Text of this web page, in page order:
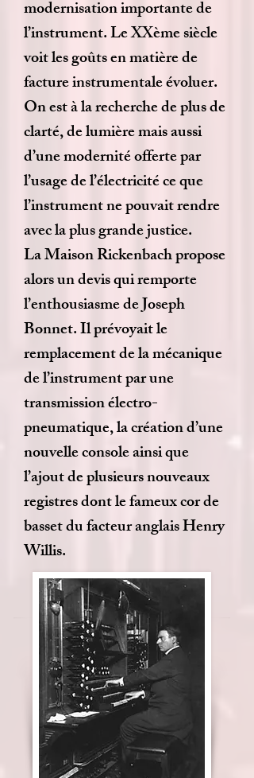
modernisation importante de
l’instrument. Le XXème siècle
voit les goûts en matière de
facture instrumentale évoluer.
On est à la recherche de plus de
clarté, de lumière mais aussi
d’une modernité offerte par
l’usage de l’électricité ce que
l’instrument ne pouvait rendre
avec la plus grande justice.
La Maison Rickenbach propose
alors un devis qui remporte
l’enthousiasme de Joseph
Bonnet. Il prévoyait le
remplacement de la mécanique
de l’instrument par une
transmission électro-
pneumatique, la création d’une
nouvelle console ainsi que
l’ajout de plusieurs nouveaux
registres dont le fameux cor de
basset du facteur anglais Henry
Willis.